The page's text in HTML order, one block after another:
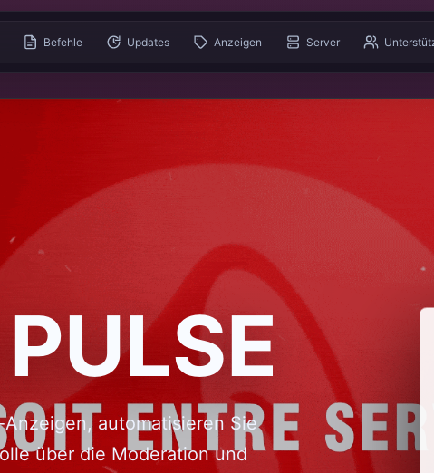
Befehle Updates Anzeigen Server
automatisieren Sie
über die Moderation und